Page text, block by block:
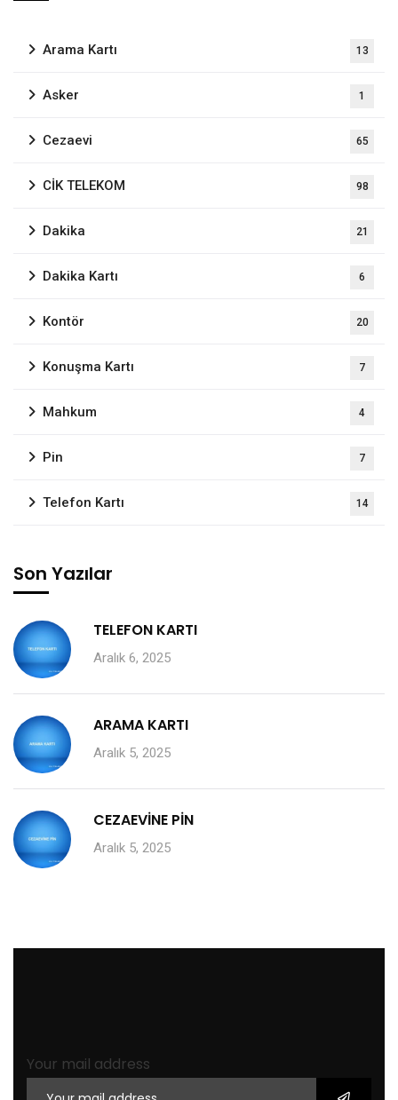
Arama Kartı 13
Asker 1
Cezaevi 65
CİK TELEKOM 98
Dakika 21
Dakika Kartı 6
Kontör 20
Konuşma Kartı 7
Mahkum 4
Pin 7
Telefon Kartı 14
Son Yazılar
TELEFON KARTI
Aralık 6, 2025
ARAMA KARTI
Aralık 5, 2025
CEZAEVİNE PİN
Aralık 5, 2025
Your mail address